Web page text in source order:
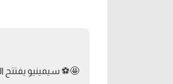
🤩⚽️ سيمينيو يفتتح